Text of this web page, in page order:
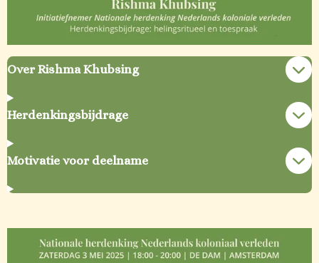
Over Rishma Khubsing
Herdenkingsbijdrage
Motivatie voor deelname